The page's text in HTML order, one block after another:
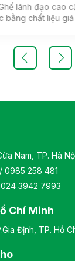
lãnh đạo cao
bằng chất liệu
thẩm mỹ.( Sản
Chất liệu: Ghế
Nam, TP. Hà
/ 0985 258 481
024 3942 7993
Chí Minh
Định, TP. Hồ